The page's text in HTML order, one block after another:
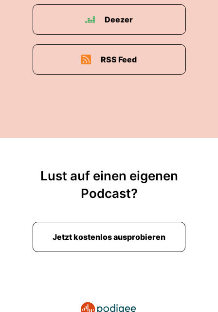
Deezer
RSS Feed
Lust auf einen eigenen
Podcast?
Jetzt kostenlos ausprobieren